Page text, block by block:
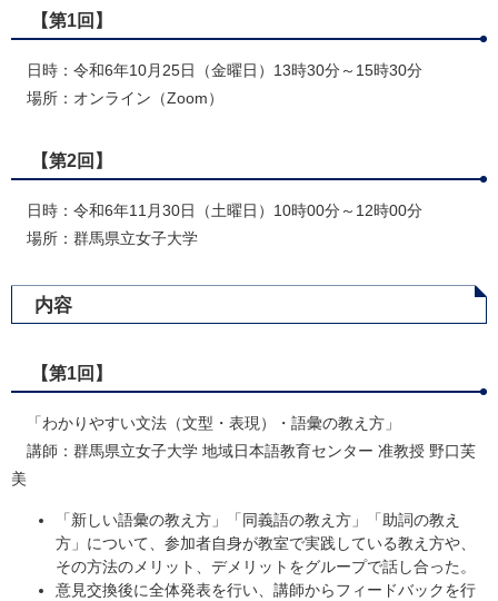
【第1回】
日時：令和6年10月25日（金曜日）13時30分～15時30分
場所：オンライン（Zoom）
【第2回】
日時：令和6年11月30日（土曜日）10時00分～12時00分
場所：群馬県立女子大学
内容
【第1回】
「わかりやすい文法（文型・表現）・語彙の教え方」​
講師：群馬県立女子大学 地域日本語教育センター 准教授 野口芙
美
「新しい語彙の教え方」「同義語の教え方」「助詞の教え
方」について、参加者自身が教室で実践している教え方や、
その方法のメリット、デメリットをグループで話し合った。
​​意見交換後に全体発表を行い、講師からフィードバックを行